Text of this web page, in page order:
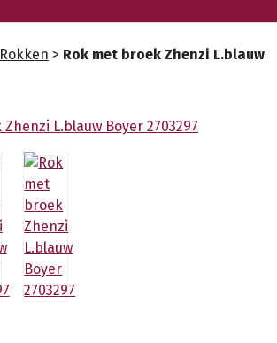
Rokken > Rok met broek Zhenzi L.blauw